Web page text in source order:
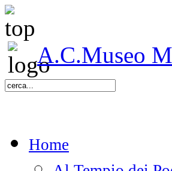
A.C.Museo
Home